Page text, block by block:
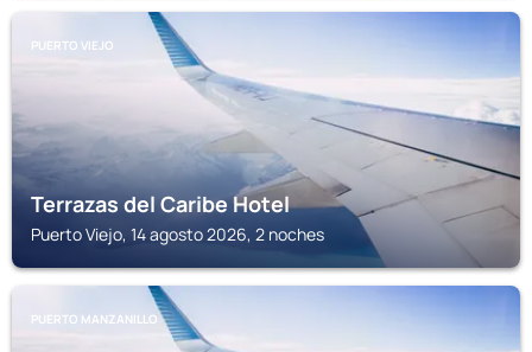
PUERTO VIEJO
Terrazas del Caribe Hotel
Puerto Viejo, 14 agosto 2026, 2 noches
PUERTO MANZANILLO